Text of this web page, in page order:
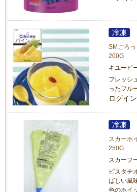
SMごろ
200G
キユーピ
フレッシ
ったフル
ログイ
スカーホ
250G
スカーフ
ピスタチ
ばしい風
色のホイ